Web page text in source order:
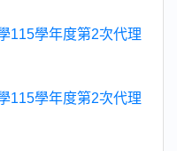
115學年度第2次代理
115學年度第2次代理